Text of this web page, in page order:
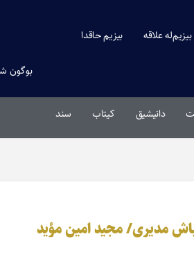
بیزیم‌له علاقه بیزیم حاقدا
بوگون شنبه ۱۷
دانیشیق کیتاب سند
باش مدیری/ مجید امین مؤید